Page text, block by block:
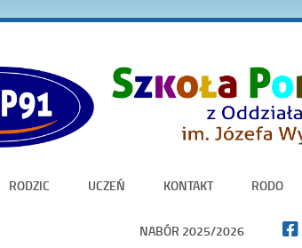
RODZIC UCZEŃ KONTAKT RODO
NABÓR 2025/2026